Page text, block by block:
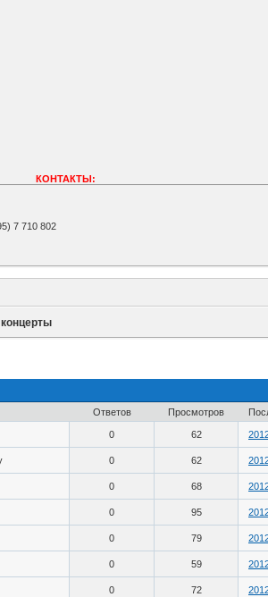
КОНТАКТЫ:
7 710 802
Ответов Просмотров
0 62
0 62
0 68
0 95
0 79
0 59
0 72